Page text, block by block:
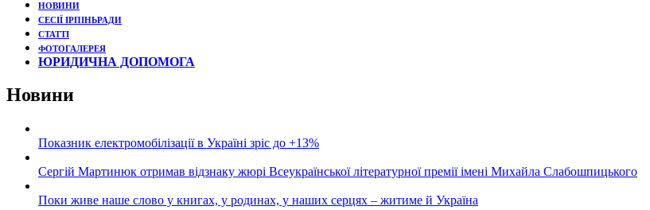
НОВИНИ
СЕСІЇ ІРПІНЬРАДИ
СТАТТІ
ФОТОГАЛЕРЕЯ
ЮРИДИЧНА ДОПОМОГА
Новини
Показник електромобілізації в Україні зріс до +13%
Сергій Мартинюк отримав відзнаку жюрі Всеукраїнської літературної премії імені Михайла Слабошпицького
Поки живе наше слово у книгах, у родинах, у наших серцях – житиме й Україна